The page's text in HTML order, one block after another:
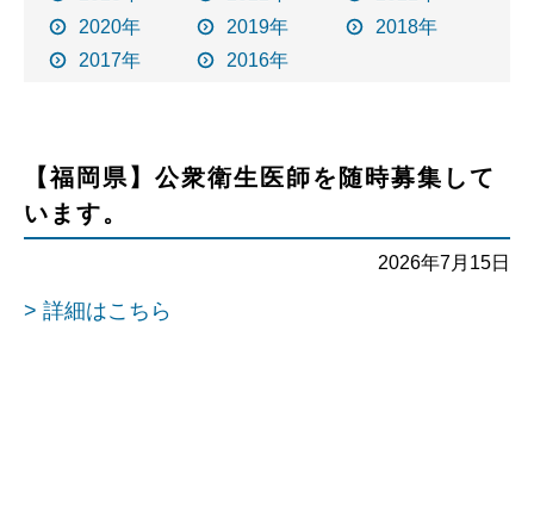
2020年
2019年
2018年
2017年
2016年
【福岡県】公衆衛生医師を随時募集して
います。
2026年7月15日
> 詳細はこちら